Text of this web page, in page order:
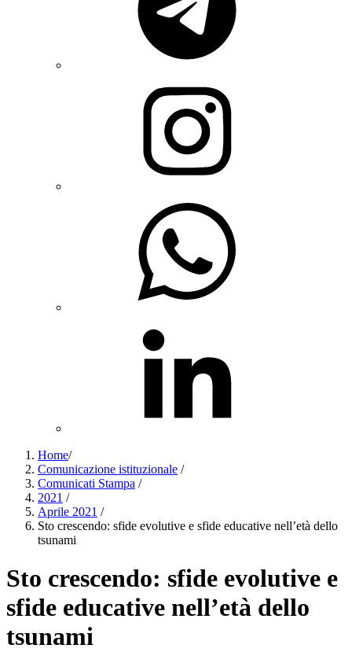
Home/
Comunicazione istituzionale /
Comunicati Stampa /
2021 /
Aprile 2021 /
Sto crescendo: sfide evolutive e sfide educative nell’età dello
tsunami
Sto crescendo: sfide evolutive e
sfide educative nell’età dello
tsunami